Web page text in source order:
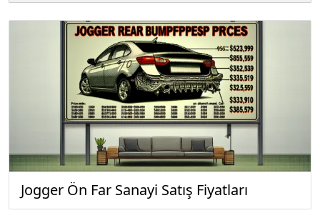
Jogger Ön Far Sanayi Satış Fiyatları